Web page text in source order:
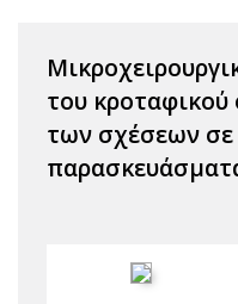
του
των σχέσεων